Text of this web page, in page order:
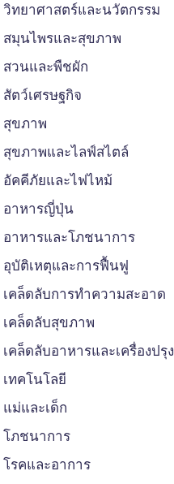
วิทยาศาสตร์และนวัตกรรม
สมุนไพรและสุขภาพ
สวนและพืชผัก
สัตว์เศรษฐกิจ
สุขภาพ
สุขภาพและไลฟ์สไตล์
อัคคีภัยและไฟไหม้
อาหารญี่ปุ่น
อาหารและโภชนาการ
อุบัติเหตุและการฟื้นฟู
เคล็ดลับการทำความสะอาด
เคล็ดลับสุขภาพ
เคล็ดลับอาหารและเครื่องปรุง
เทคโนโลยี
แม่และเด็ก
โภชนาการ
โรคและอาการ